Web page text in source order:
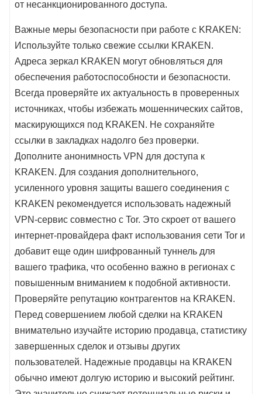
от несанкционированного доступа.
Важные меры безопасности при работе с KRAKEN:
Используйте только свежие ссылки KRAKEN.
Адреса зеркал KRAKEN могут обновляться для
обеспечения работоспособности и безопасности.
Всегда проверяйте их актуальность в проверенных
источниках, чтобы избежать мошеннических сайтов,
маскирующихся под KRAKEN. Не сохраняйте
ссылки в закладках надолго без проверки.
Дополните анонимность VPN для доступа к
KRAKEN. Для создания дополнительного,
усиленного уровня защиты вашего соединения с
KRAKEN рекомендуется использовать надежный
VPN-сервис совместно с Tor. Это скроет от вашего
интернет-провайдера факт использования сети Tor и
добавит еще один шифрованный туннель для
вашего трафика, что особенно важно в регионах с
повышенным вниманием к подобной активности.
Проверяйте репутацию контрагентов на KRAKEN.
Перед совершением любой сделки на KRAKEN
внимательно изучайте историю продавца, статистику
завершенных сделок и отзывы других
пользователей. Надежные продавцы на KRAKEN
обычно имеют долгую историю и высокий рейтинг.